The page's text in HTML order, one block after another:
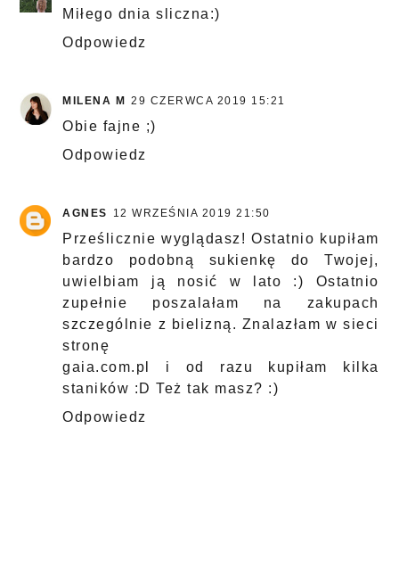
Miłego dnia sliczna:)
Odpowiedz
MILENA M 29 CZERWCA 2019 15:21
Obie fajne ;)
Odpowiedz
AGNES 12 WRZEŚNIA 2019 21:50
Prześlicznie wyglądasz! Ostatnio kupiłam
bardzo podobną sukienkę do Twojej,
uwielbiam ją nosić w lato :) Ostatnio
zupełnie poszalałam na zakupach
szczególnie z bielizną. Znalazłam w sieci
stronę
gaia.com.pl
i od razu kupiłam kilka
staników :D Też tak masz? :)
Odpowiedz